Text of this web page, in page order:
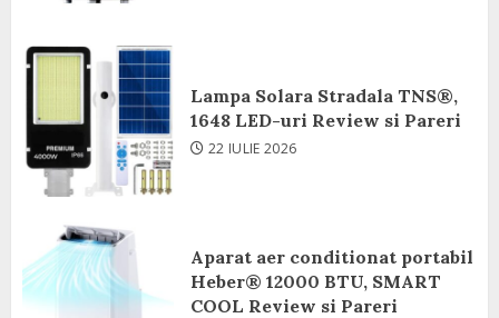
Lampa Solara Stradala TNS®,
1648 LED-uri Review si Pareri
22 IULIE 2026
Aparat aer conditionat portabil
Heber® 12000 BTU, SMART
COOL Review si Pareri